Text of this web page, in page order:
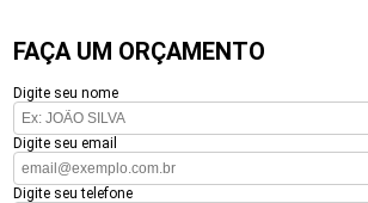
FAÇA UM ORÇAMENTO
Digite seu nome
Digite seu email
Digite seu telefone